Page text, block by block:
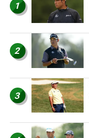
1
2
3